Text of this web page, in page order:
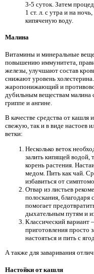
3-5 суток. Затем
1 ст. л. с утра и на
кипяченую воду.
Малина
Витамины и минеральные
повышению иммунитета,
железы, улучшают состав
снижают уровень
жаропонижающий и
дубильным веществам малина
гриппе и ангине.
В качестве средства от кашля
свежую, так и в виде настоев
ветки:
Несколько веток
залить кипящей
корень растения.
медом. Пить как чай.
избавиться от
Отвар из листьев
полоскания,
помогает
дыхательным путям и
Классический вариант
приготовления просто
настояться и пить с
А также для заваривания
Настойки от кашля